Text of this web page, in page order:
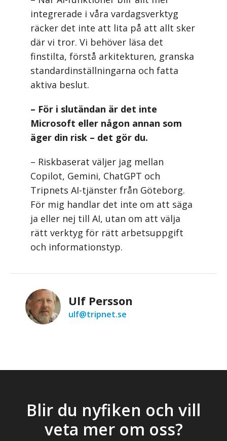
integrerade i våra vardagsverktyg
räcker det inte att lita på att allt sker
där vi tror. Vi behöver läsa det
finstilta, förstå arkitekturen, granska
standardinställningarna och fatta
aktiva beslut.
– För i slutändan är det inte
Microsoft eller någon annan som
äger din risk – det gör du.
– Riskbaserat väljer jag mellan
Copilot, Gemini, ChatGPT och
Tripnets AI-tjänster från Göteborg.
För mig handlar det inte om att säga
ja eller nej till AI, utan om att välja
rätt verktyg för rätt arbetsuppgift
och informationstyp.
Ulf Persson
ulf@tripnet.se
Blir du nyfiken och vill
veta mer om oss?